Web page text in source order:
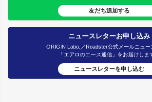
友だち追加する
ニュースレターお申し込み
ORIGIN Labo.／Roadster公式メールニュー
「エアロのエース通信」をお届けしま
ニュースレターを申し込む